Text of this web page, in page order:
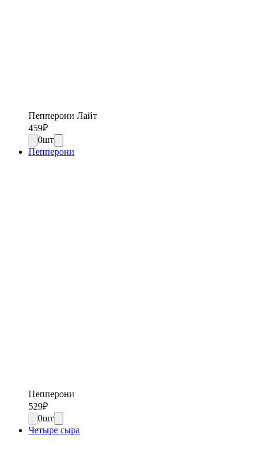
Пепперони Лайт
459₽
0шт
Пепперони
Пепперони
529₽
0шт
Четыре сыра